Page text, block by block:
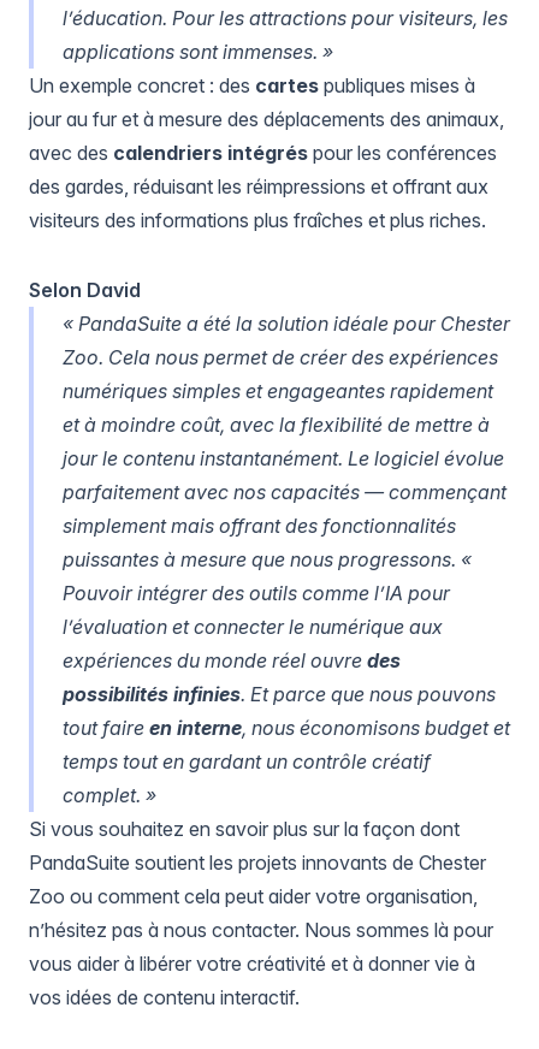
l’éducation. Pour les attractions pour visiteurs, les
applications sont immenses. »
Un exemple concret : des cartes publiques mises à
jour au fur et à mesure des déplacements des animaux,
avec des calendriers intégrés pour les conférences
des gardes, réduisant les réimpressions et offrant aux
visiteurs des informations plus fraîches et plus riches.
Selon David
« PandaSuite a été la solution idéale pour Chester
Zoo. Cela nous permet de créer des expériences
numériques simples et engageantes rapidement
et à moindre coût, avec la flexibilité de mettre à
jour le contenu instantanément. Le logiciel évolue
parfaitement avec nos capacités — commençant
simplement mais offrant des fonctionnalités
puissantes à mesure que nous progressons. «
Pouvoir intégrer des outils comme l’IA pour
l’évaluation et connecter le numérique aux
expériences du monde réel ouvre des
possibilités infinies. Et parce que nous pouvons
tout faire en interne, nous économisons budget et
temps tout en gardant un contrôle créatif
complet. »
Si vous souhaitez en savoir plus sur la façon dont
PandaSuite soutient les projets innovants de Chester
Zoo ou comment cela peut aider votre organisation,
n’hésitez pas à nous contacter. Nous sommes là pour
vous aider à libérer votre créativité et à donner vie à
vos idées de contenu interactif.